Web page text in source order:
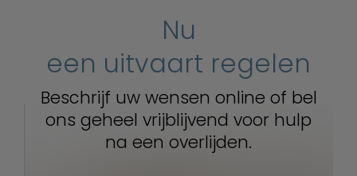
Nu
een uitvaart regelen
Beschrijf uw wensen online of bel
ons geheel vrijblijvend voor hulp
na een overlijden.